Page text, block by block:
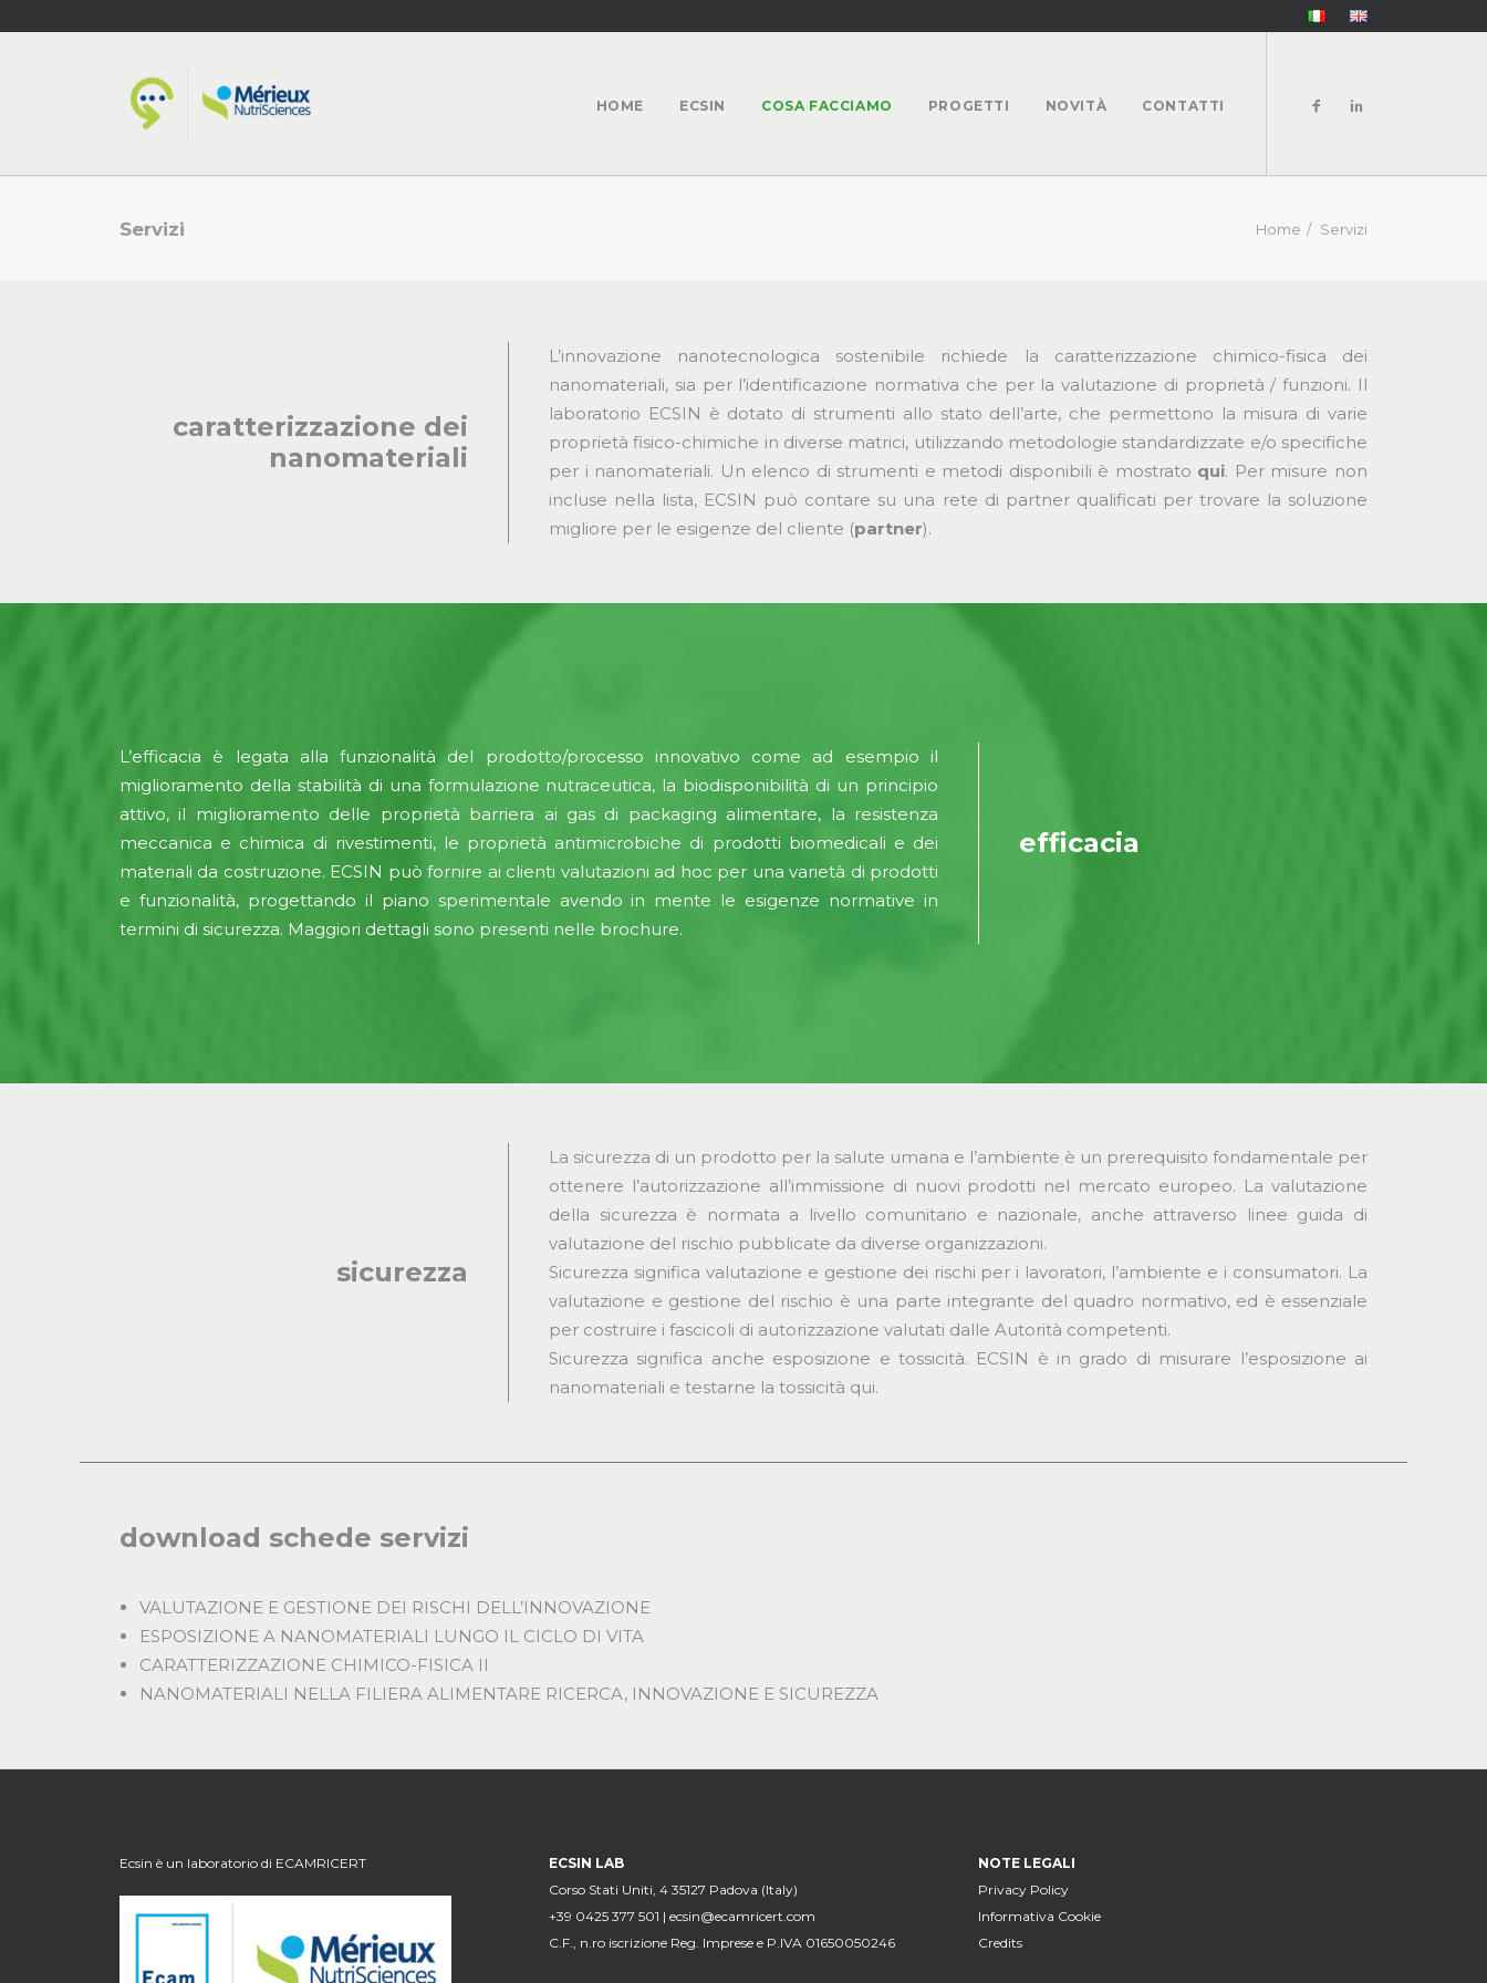
HOME ECSIN COSA FACCIAMO PROGETTI NOVITÀ CONTATTI
Servizi Home Servizi
caratterizzazione dei
nanomateriali
L’innovazione nanotecnologica sostenibile richiede la caratterizzazione chimico-fisica dei
nanomateriali, sia per l’identificazione normativa che per la valutazione di proprietà / funzioni. Il
laboratorio ECSIN è dotato di strumenti allo stato dell’arte, che permettono la misura di varie
proprietà fisico-chimiche in diverse matrici, utilizzando metodologie standardizzate e/o specifiche
per i nanomateriali. Un elenco di strumenti e metodi disponibili è mostrato qui. Per misure non
incluse nella lista, ECSIN può contare su una rete di partner qualificati per trovare la soluzione
migliore per le esigenze del cliente (partner).
L’efficacia è legata alla funzionalità del prodotto/processo innovativo come ad esempio il
miglioramento della stabilità di una formulazione nutraceutica, la biodisponibilità di un principio
attivo, il miglioramento delle proprietà barriera ai gas di packaging alimentare, la resistenza
meccanica e chimica di rivestimenti, le proprietà antimicrobiche di prodotti biomedicali e dei
materiali da costruzione. ECSIN può fornire ai clienti valutazioni ad hoc per una varietà di prodotti
e funzionalità, progettando il piano sperimentale avendo in mente le esigenze normative in
termini di sicurezza. Maggiori dettagli sono presenti nelle brochure.
efficacia
sicurezza
La sicurezza di un prodotto per la salute umana e l’ambiente è un prerequisito fondamentale per
ottenere l’autorizzazione all’immissione di nuovi prodotti nel mercato europeo. La valutazione
della sicurezza è normata a livello comunitario e nazionale, anche attraverso linee guida di
valutazione del rischio pubblicate da diverse organizzazioni.
Sicurezza significa valutazione e gestione dei rischi per i lavoratori, l’ambiente e i consumatori. La
valutazione e gestione del rischio è una parte integrante del quadro normativo, ed è essenziale
per costruire i fascicoli di autorizzazione valutati dalle Autorità competenti.
Sicurezza significa anche esposizione e tossicità. ECSIN è in grado di misurare l’esposizione ai
nanomateriali e testarne la tossicità qui.
download schede servizi
VALUTAZIONE E GESTIONE DEI RISCHI DELL’INNOVAZIONE
ESPOSIZIONE A NANOMATERIALI LUNGO IL CICLO DI VITA
CARATTERIZZAZIONE CHIMICO-FISICA Il
NANOMATERIALI NELLA FILIERA ALIMENTARE RICERCA, INNOVAZIONE E SICUREZZA
Ecsin è un laboratorio di ECAMRICERT
ECSIN LAB
Corso Stati Uniti, 4 35127 Padova (Italy)
+39 0425 377 501 | ecsin@ecamricert.com
C.F., n.ro iscrizione Reg. Imprese e P.IVA 01650050246
NOTE LEGALI
Privacy Policy
Informativa Cookie
Credits